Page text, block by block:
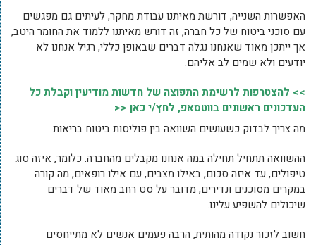
האפשרות השנייה, דורשת מאיתנו עבודת מחקר, לעיתים גם מפגשים
עם סוכני ביטוח של כל חברה, זה דורש מאיתנו ללמוד את החומר היטב,
אך ייתכן מאוד שאנחנו נגלה דברים שבאופן כללי, רגיל אנחנו לא
יודעים ולא שמים לב אליהם.
>> להצטרפות לרשימת התפוצה של חדשות מודיעין וקבלת כל
העדכונים ראשונים בווטסאפ, לחץ/י כאן <<
מה צריך לבדוק כשעושים השוואה בין פוליסות ביטוח בריאות
ההשוואה תתחיל תחילה במה אנחנו מקבלים מהחברה. כלומר, איזה סוג
טיפולים, עד איזה סכום, באילו מצבים, עם אילו רופאים, מה קורה
במקרים מסוכנים ונדירים, מדובר על סט רחב מאוד של דברים
שיכולים להשפיע עלינו.
חשוב לזכור נקודה מהותית, הרבה פעמים אנשים לא מתייחסים